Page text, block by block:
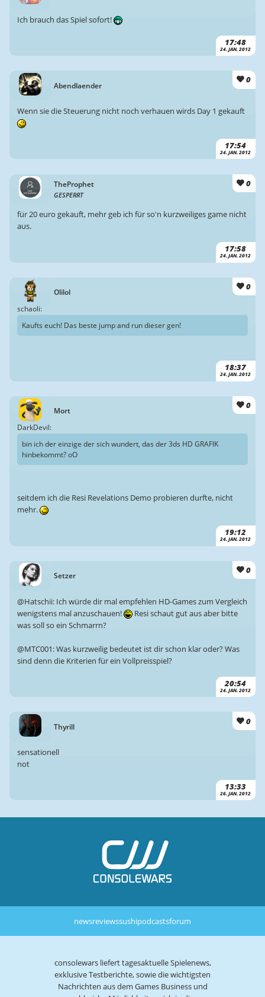
17:48
24. JAN. 2012
Ich brauch das Spiel sofort!
Abendlaender
0
17:54
24. JAN. 2012
Wenn sie die Steuerung nicht noch verhauen wirds Day 1 gekauft
TheProphet
GESPERRT
0
17:58
24. JAN. 2012
für 20 euro gekauft, mehr geb ich für so'n kurzweiliges game nicht
aus.
Olilol
0
18:37
24. JAN. 2012
schaoli:
Kaufts euch! Das beste jump and run dieser gen!
Mort
0
19:12
24. JAN. 2012
DarkDevil:
bin ich der einzige der sich wundert, das der 3ds HD GRAFIK
hinbekommt? oO
seitdem ich die Resi Revelations Demo probieren durfte, nicht
mehr.
Setzer
0
20:54
24. JAN. 2012
@Hatschii: Ich würde dir mal empfehlen HD-Games zum Vergleich
wenigstens mal anzuschauen!
Resi schaut gut aus aber bitte
was soll so ein Schmarrn?
@MTC001: Was kurzweilig bedeutet ist dir schon klar oder? Was
sind denn die Kriterien für ein Vollpreisspiel?
Thyrill
0
13:33
26. JAN. 2012
sensationell
not
newsreviewssushipodcastsforum
consolewars liefert tagesaktuelle Spielenews,
exklusive Testberichte, sowie die wichtigsten
Nachrichten aus dem Games Business und